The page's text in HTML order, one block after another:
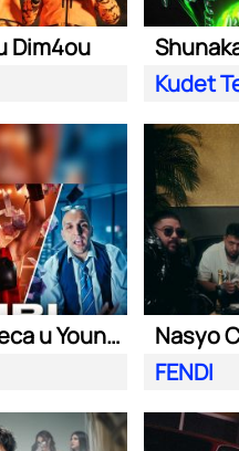
Dim4ou
Kudet
DIMOFF| Pameca и Young BB Young
FENDI